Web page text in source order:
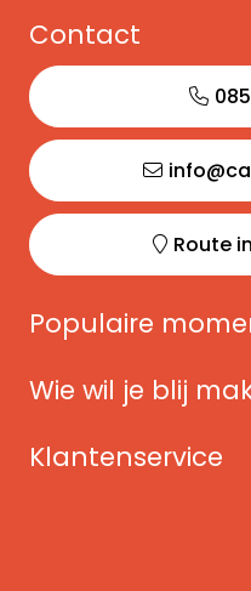
Contact
Route
Populaire
Wie wil je blij
Klantenservice